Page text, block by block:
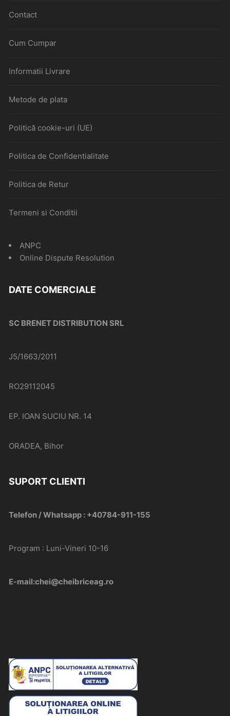
Contact
Cum Cumpar
Informatii Livrare
Metode de plata
Politică cookie-uri (UE)
Politica de Confidentialitate
Politica de Retur
Termeni si Conditii
ANPC
Online Dispute Resolution
DATE COMERCIALE
SC BRENET DISTRIBUTION SRL
J5/1663/2011
RO29112045
EP. IOAN SUCIU NR. 14
ORADEA, Bihor
SUPORT CLIENTI
Telefon / Whatsapp : +40784-911-155
Program : Luni-Vineri 10-16
E-mail:chei@cheibriceag.ro